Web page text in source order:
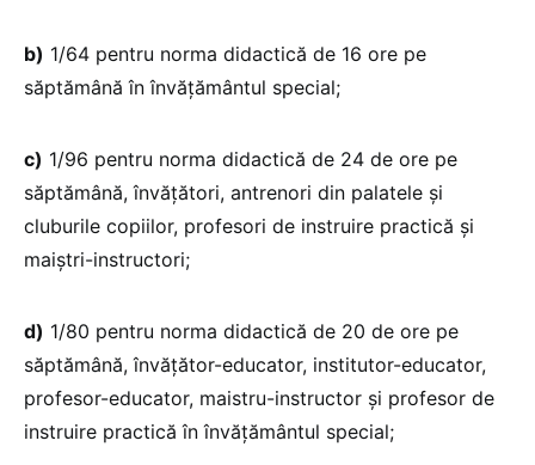
b) 1/64 pentru norma didactică de 16 ore pe
săptămână în învățământul special;
c) 1/96 pentru norma didactică de 24 de ore pe
săptămână, învățători, antrenori din palatele și
cluburile copiilor, profesori de instruire practică și
maiștri-instructori;
d) 1/80 pentru norma didactică de 20 de ore pe
săptămână, învățător-educator, institutor-educator,
profesor-educator, maistru-instructor și profesor de
instruire practică în învățământul special;